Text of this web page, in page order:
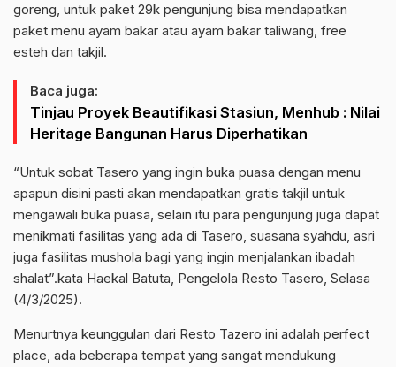
goreng, untuk paket 29k pengunjung bisa mendapatkan
paket menu ayam bakar atau ayam bakar taliwang, free
esteh dan takjil.
Baca juga:
Tinjau Proyek Beautifikasi Stasiun, Menhub : Nilai
Heritage Bangunan Harus Diperhatikan
“Untuk sobat Tasero yang ingin buka puasa dengan menu
apapun disini pasti akan mendapatkan gratis takjil untuk
mengawali buka puasa, selain itu para pengunjung juga dapat
menikmati fasilitas yang ada di Tasero, suasana syahdu, asri
juga fasilitas mushola bagi yang ingin menjalankan ibadah
shalat”.kata Haekal Batuta, Pengelola Resto Tasero, Selasa
(4/3/2025).
Menurtnya keunggulan dari Resto Tazero ini adalah perfect
place, ada beberapa tempat yang sangat mendukung